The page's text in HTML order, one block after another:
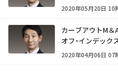
2020年05月20日 10
カーブアウトM
オフ・インデック
2020年04月06日 07